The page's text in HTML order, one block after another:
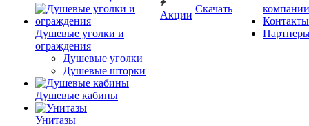
Душевые уголки и
ограждения
Душевые уголки
Душевые шторки
Душевые кабины
Унитазы
Акции
Скачать
компании
Контакты